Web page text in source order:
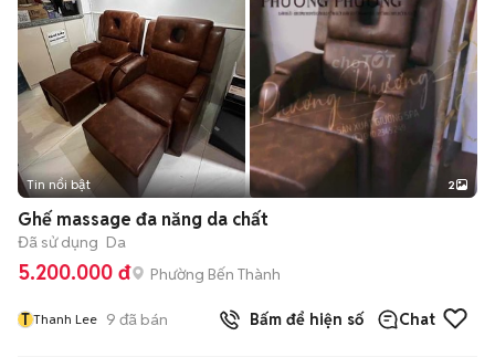
Tin nổi bật 2
Ghế massage đa năng da chất
Đã sử dụng Da
5.200.000 đ Phường Bến Thành
T Thanh Lee 9 đã bán Bấm để hiện số Chat